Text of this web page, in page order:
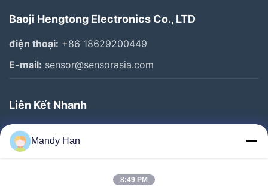
Baoji Hengtong Electronics Co., LTD
điện thoại: +86 18629200449
E-mail: sensor@sensorasia.com
Liên Kết Nhanh
Trang Chủ
Các Sản Phẩm
Mandy Han
8:49 PM